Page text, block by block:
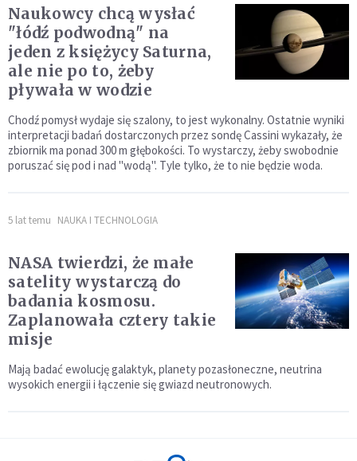
Naukowcy chcą wysłać
"łódź podwodną" na
jeden z księżycy Saturna,
ale nie po to, żeby
pływała w wodzie
Chodź pomysł wydaje się szalony, to jest wykonalny. Ostatnie wyniki
interpretacji badań dostarczonych przez sondę Cassini wykazały, że
zbiornik ma ponad 300 m głębokości. To wystarczy, żeby swobodnie
poruszać się pod i nad "wodą". Tyle tylko, że to nie będzie woda.
5 lat temu NAUKA I TECHNOLOGIA
NASA twierdzi, że małe
satelity wystarczą do
badania kosmosu.
Zaplanowała cztery takie
misje
Mają badać ewolucję galaktyk, planety pozasłoneczne, neutrina
wysokich energii i łączenie się gwiazd neutronowych.